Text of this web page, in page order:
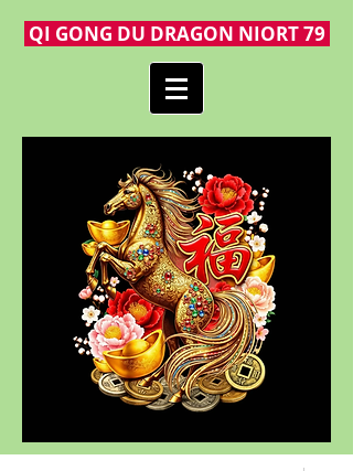
QI GONG DU DRAGON NIORT 79